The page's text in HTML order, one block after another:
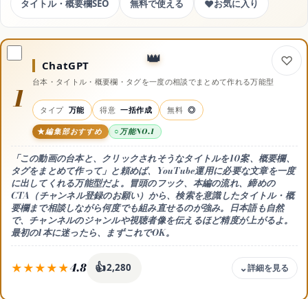
日焼け止め
スキンケア
サイトマップ
タイトル・概要欄SEO 無料で使える ♥お気に入り
1
ChatGPT
台本・タイトル・概要欄・タグを一度の相談でまとめて作れる万能型
タイプ 万能 得意 一括作成 無料 ◎
編集部おすすめ 万能NO.1
「この動画の台本と、クリックされそうなタイトルを10案、概要欄、
タグをまとめて作って」と頼めば、YouTube運用に必要な文章を一度
に出してくれる万能型だよ。冒頭のフック、本編の流れ、締めの
CTA（チャンネル登録のお願い）から、検索を意識したタイトル・概
要欄まで相談しながら何度でも組み直せるのが強み。日本語も自然
で、チャンネルのジャンルや視聴者像を伝えるほど精度が上がるよ。
最初の1本に迷ったら、まずこれでOK。
4.8 👍2,280